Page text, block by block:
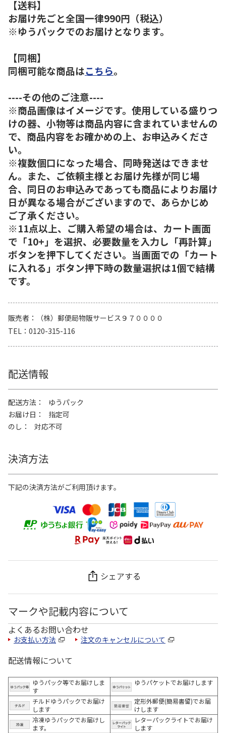
【送料】
お届け先ごと全国一律990円（税込）
※ゆうパックでのお届けとなります。
【同梱】
同梱可能な商品はこちら。
----その他のご注意----
※商品画像はイメージです。使用している盛りつ
けの器、小物等は商品内容に含まれていませんの
で、商品内容をお確かめの上、お申込みくださ
い。
※複数個口になった場合、同時発送はできませ
ん。また、ご依頼主様とお届け先様が同じ場
合、同日のお申込みであっても商品によりお届け
日が異なる場合がございますので、あらかじめ
ご了承ください。
※11点以上、ご購入希望の場合は、カート画面
で「10+」を選択、必要数量を入力し「再計算」
ボタンを押下してください。当画面での「カート
に入れる」ボタン押下時の数量選択は1個で結構
です。
販売者
（株）郵便局物販サービス９７００００
TEL
0120-315-116
配送情報
配送方法
ゆうパック
お届け日
指定可
のし
対応不可
決済方法
下記の決済方法がご利用頂けます。
シェアする
マークや記載内容について
よくあるお問い合わせ
お支払い方法 注文のキャンセルについて
配送情報について
ゆうパック等でお届けしま
す
ゆうパケットでお届けします
チルドゆうパックでお届け
します
定形外郵便(簡易書留)でお届
けします
冷凍ゆうパックでお届けし
ます。
レターパックライトでお届け
します